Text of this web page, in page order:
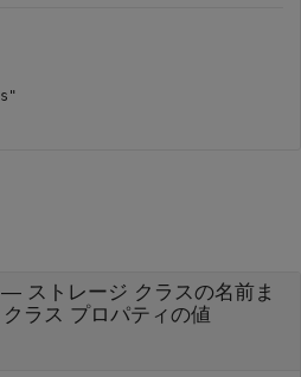
— ストレージ クラスの名前ま
ラス プロパティの値